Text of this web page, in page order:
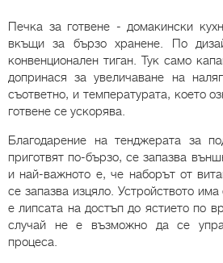
Печка за готвене - домакински
вкъщи за бързо хранене. По
конвенционален тиган. Тук само
допринася за увеличаване на
съответно, и температурата, което
готвене се ускорява.
Благодарение на тенджерата за
приготвят по-бързо, се запазва
и най-важното е, че наборът от
се запазва изцяло. Устройството
е липсата на достъп до ястието по
случай не е възможно да се
процеса.